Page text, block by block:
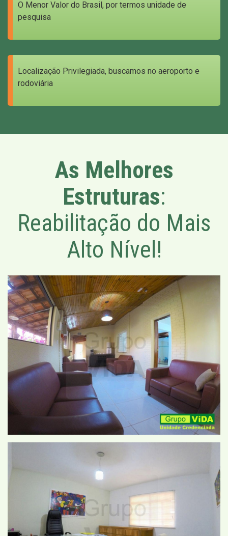
O Menor Valor do Brasil, por termos unidade de
pesquisa
Localização Privilegiada, buscamos no aeroporto e
rodoviária
As Melhores
Estruturas:
Reabilitação do Mais
Alto Nível!